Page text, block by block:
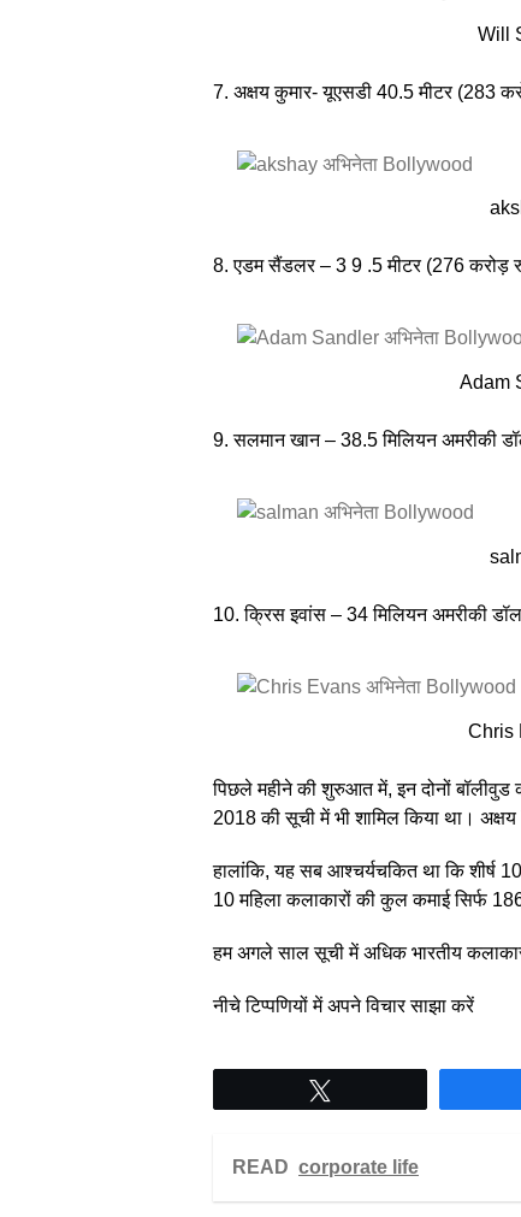
Will
7. अक्षय कुमार- यूएसडी 40.5 मीटर (283
8. एडम सैंडलर – 3 9 .5 मीटर (276 करोड़
Adam
9. सलमान खान – 38.5 मिलियन अमरीकी
10. क्रिस इवांस – 34 मिलियन अमरीकी
Chris
पिछले महीने की शुरुआत में, इन दोनों बॉलीवुड
2018 की सूची में भी शामिल किया था।
हालांकि, यह सब आश्चर्यचकित था कि शीर्ष
10 महिला कलाकारों की कुल कमाई सिर्फ
हम अगले साल सूची में अधिक भारतीय
नीचे टिप्पणियों में अपने विचार साझा करें
READ corporate life